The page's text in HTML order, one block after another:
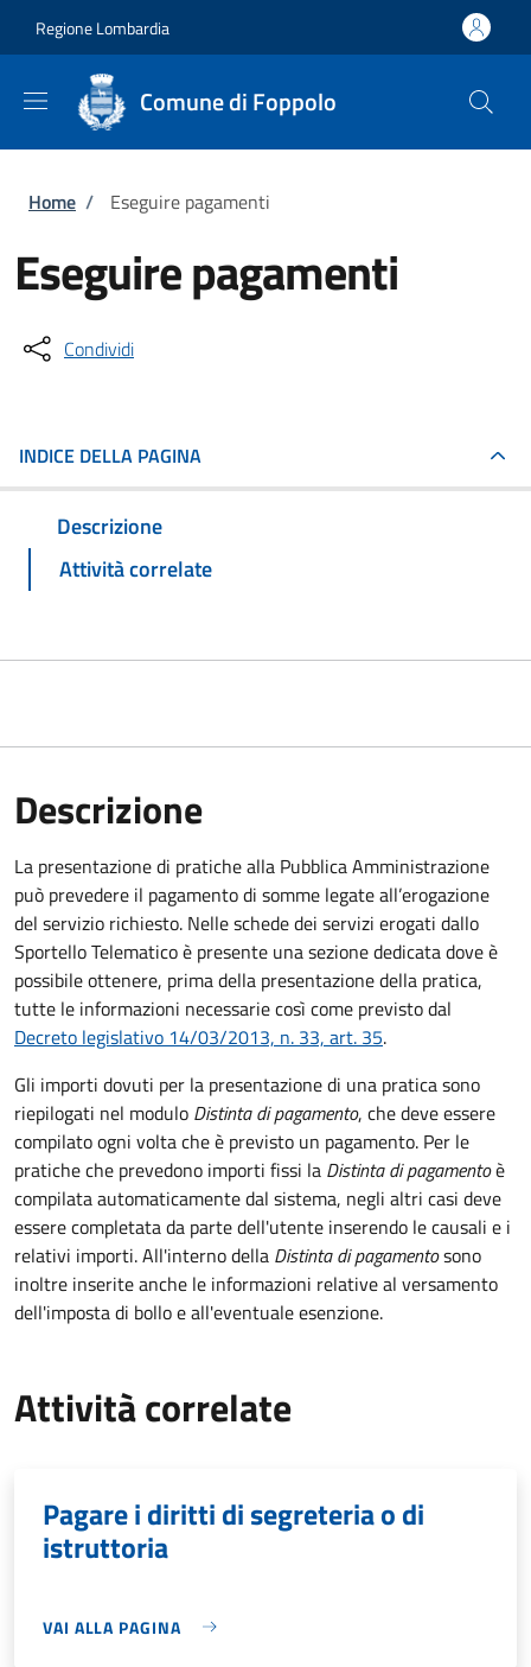
Regione Lombardia
Comune di Foppolo
Briciole di pane
Home / Eseguire pagamenti
Eseguire pagamenti
Condividi
INDICE DELLA PAGINA
Descrizione
Attività correlate
Descrizione
La presentazione di pratiche alla Pubblica Amministrazione
può prevedere il pagamento di somme legate all’erogazione
del servizio richiesto. Nelle schede dei servizi erogati dallo
Sportello Telematico è presente una sezione dedicata dove è
possibile ottenere, prima della presentazione della pratica,
tutte le informazioni necessarie così come previsto dal
Decreto legislativo 14/03/2013, n. 33, art. 35.
Gli importi dovuti per la presentazione di una pratica sono
riepilogati nel modulo Distinta di pagamento, che deve essere
compilato ogni volta che è previsto un pagamento. Per le
pratiche che prevedono importi fissi la Distinta di pagamentoè
compilata automaticamente dal sistema, negli altri casi deve
essere completata da parte dell'utente inserendo le causali e i
relativi importi.All'interno della Distinta di pagamentosono
inoltre inserite anche le informazioni relative al versamento
dell'imposta di bollo e all'eventuale esenzione.
Attività correlate
Pagare i diritti di segreteria o di
istruttoria
VAI ALLA PAGINA